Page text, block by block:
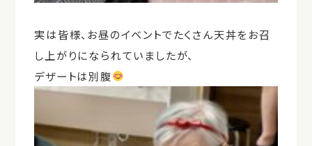
実は皆様、お昼のイベントでたくさん天丼をお召
し上がりになられていましたが、
デザートは別腹